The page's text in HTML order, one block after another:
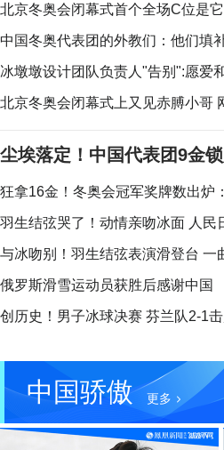
北京冬奥会闭幕式首个全场C位是
中国冬奥代表团的外教们：他们填
冰墩墩设计团队负责人"告别":愿爱
北京冬奥会闭幕式上又见赤膊小哥
尘埃落定！中国代表团9金
狂拿16金！冬奥会冠军奖牌数出炉
羽生结弦哭了！动情亲吻冰面 人民
与冰吻别！羽生结弦表演滑登台 一
俄罗斯滑雪运动员获胜后感谢中国
创历史！男子冰球决赛 芬兰队2-1
中国骄傲 更多